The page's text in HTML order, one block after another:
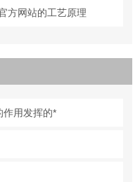
方网站的工艺原理
作用发挥的*